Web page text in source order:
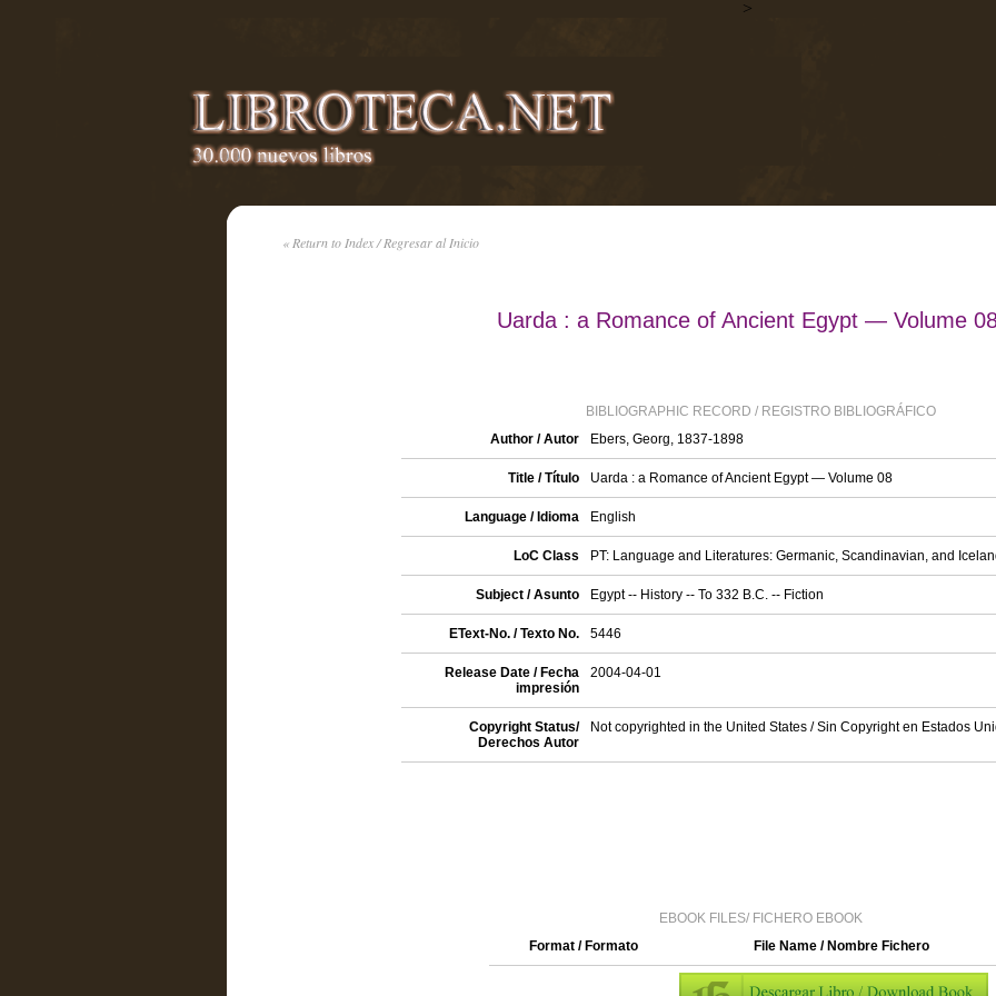
>
« Return to Index / Regresar al Inicio
Uarda : a Romance of Ancient Egypt — Volume
BIBLIOGRAPHIC RECORD / REGISTRO BIBLIOGRÁFICO
Author / Autor
Ebers, Georg, 1837-1898
Title / Título Uarda : a Romance of Ancient Egypt — Volume 08
Language / Idioma English
LoC Class PT: Language and Literatures: Germanic, Scandinavian, and
Subject / Asunto Egypt -- History -- To 332 B.C. -- Fiction
EText-No. / Texto No. 5446
Release Date / Fecha
impresión
2004-04-01
Copyright Status/
Derechos Autor
Not copyrighted in the United States / Sin Copyright en Estados
EBOOK FILES/ FICHERO EBOOK
Format / Formato
File Name / Nombre Fichero